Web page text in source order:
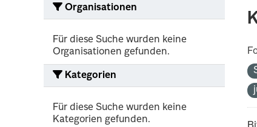
Organisationen
Für diese Suche wurden keine
Organisationen gefunden.
Kategorien
Für diese Suche wurden keine
Kategorien gefunden.